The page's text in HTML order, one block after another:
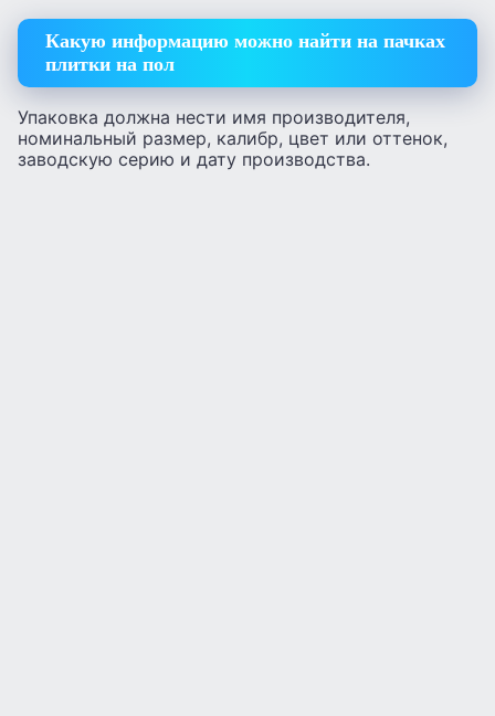
Какую информацию можно найти на пачках
плитки на пол
Упаковка должна нести имя производителя,
номинальный размер, калибр, цвет или оттенок,
заводскую серию и дату производства.